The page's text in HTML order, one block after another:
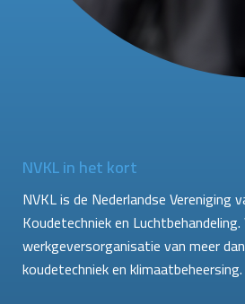
NVKL in het kort
NVKL is de Nederlandse Vereniging
Koudetechniek en
werkgeversorganisatie van meer
koudetechniek en klimaatbeheersing.